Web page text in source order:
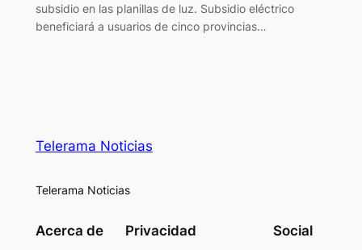
subsidio en las planillas de luz. Subsidio eléctrico
beneficiará a usuarios de cinco provincias…
Telerama Noticias
Telerama Noticias
Acerca de Privacidad Social